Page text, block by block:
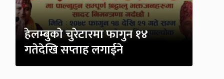
हेलम्बुकाे चुरेटारमा फागुन १४
गतेदेखि सप्ताह लगाईने